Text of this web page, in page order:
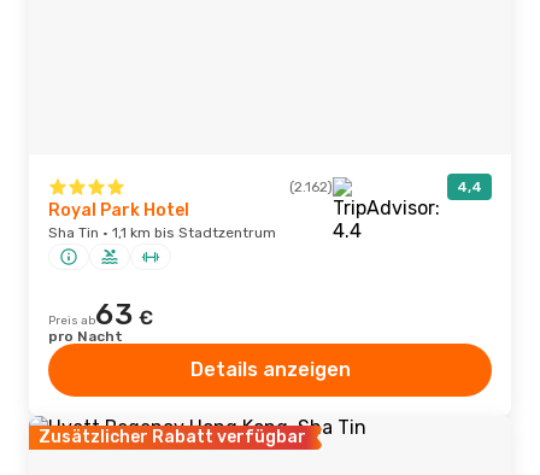
(2.162) 4,4
Royal Park Hotel
Sha Tin · 1,1 km bis Stadtzentrum
Preis ab63 €
pro Nacht
Details anzeigen
Zusätzlicher Rabatt verfügbar